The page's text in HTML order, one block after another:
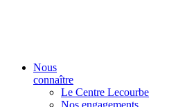
Nous
connaître
Le Centre Lecourbe
Nos engagements